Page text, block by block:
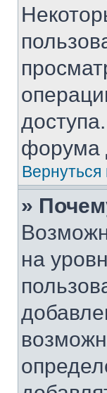
форума
Вернуться
»
на